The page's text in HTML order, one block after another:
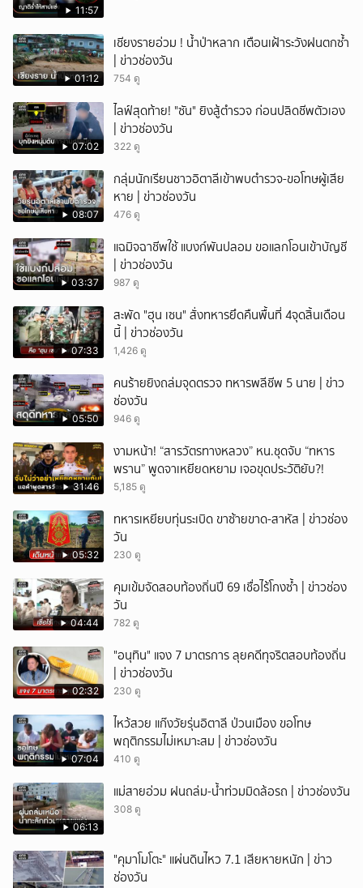
11:57
01:12
เชียงรายอ่วม ! น้ำป่าหลาก เตือนเฝ้าระวังฝนตกซ้ำ
| ข่าวช่องวัน
754 ดู
07:02
ไลฟ์สุดท้าย! "ซัน" ยิงสู้ตำรวจ ก่อนปลิดชีพตัวเอง
| ข่าวช่องวัน
322 ดู
08:07
กลุ่มนักเรียนชาวอิตาลีเข้าพบตำรวจ-ขอโทษผู้เสีย
หาย | ข่าวช่องวัน
476 ดู
03:37
แฉมิจฉาชีพใช้ แบงก์พันปลอม ขอแลกโอนเข้าบัญชี
| ข่าวช่องวัน
987 ดู
07:33
สะพัด "ฮุน เซน" สั่งทหารยึดคืนพื้นที่ 4จุดสิ้นเดือน
นี้ | ข่าวช่องวัน
1,426 ดู
05:50
คนร้ายยิงถล่มจุดตรวจ ทหารพลีชีพ 5 นาย | ข่าว
ช่องวัน
946 ดู
31:46
งามหน้า! “สารวัตรทางหลวง” หน.ชุดจับ “ทหาร
พราน” พูดจาเหยียดหยาม เจอขุดประวัติยับ?!
5,185 ดู
05:32
ทหารเหยียบทุ่นระเบิด ขาซ้ายขาด-สาหัส | ข่าวช่อง
วัน
230 ดู
04:44
คุมเข้มจัดสอบท้องถิ่นปี 69 เชื่อไร้โกงซ้ำ | ข่าวช่อง
วัน
782 ดู
02:32
"อนุทิน" แจง 7 มาตรการ ลุยคดีทุจริตสอบท้องถิ่น
| ข่าวช่องวัน
230 ดู
07:04
ไหว้สวย แก๊งวัยรุ่นอิตาลี ป่วนเมือง ขอโทษ
พฤติกรรมไม่เหมาะสม | ข่าวช่องวัน
410 ดู
06:13
แม่สายอ่วม ฝนถล่ม-น้ำท่วมมิดล้อรถ | ข่าวช่องวัน
308 ดู
"คุมาโมโตะ" แผ่นดินไหว 7.1 เสียหายหนัก | ข่าว
ช่องวัน